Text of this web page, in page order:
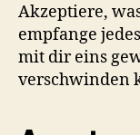
Akzeptiere,
empfange
mit dir eins
verschwinden